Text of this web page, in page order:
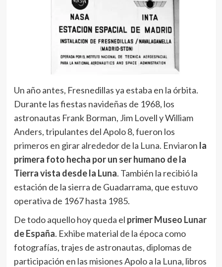
Un año antes, Fresnedillas ya estaba en la órbita.
Durante las fiestas navideñas de 1968, los
astronautas Frank Borman, Jim Lovell y William
Anders, tripulantes del Apolo 8, fueron los
primeros en girar alrededor de la Luna. Enviaron la
primera foto hecha por un ser humano de la
Tierra vista desde la Luna. También la recibió la
estación de la sierra de Guadarrama, que estuvo
operativa de 1967 hasta 1985.
De todo aquello hoy queda el primer Museo Lunar
de España. Exhibe material de la época como
fotografías, trajes de astronautas, diplomas de
participación en las misiones Apolo a la Luna, libros